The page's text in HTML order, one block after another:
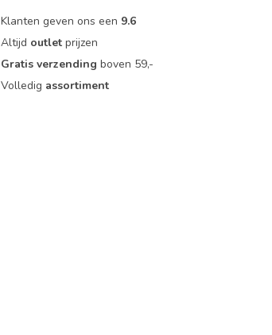
Klanten geven ons een 9.6
Altijd outlet prijzen
Gratis verzending boven 59,-
Volledig assortiment